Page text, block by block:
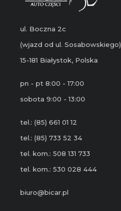
ul. Boczna 2c
(wjazd od ul. Sosabowskiego)
15-181 Białystok, Polska
pn - pt 8:00 - 17:00
sobota 9:00 - 13:00
tel.: (85) 661 01 12
tel.: (85) 733 52 34
tel. kom.: 508 131 733
tel. kom.: 530 028 444
biuro@bicar.pl